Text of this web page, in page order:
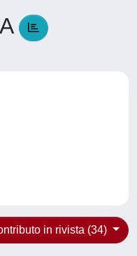
in rivista (34)